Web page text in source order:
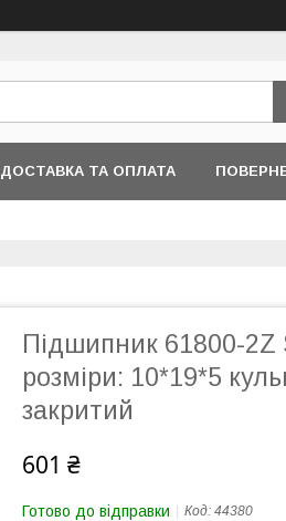
ДОСТАВКА ТА ОПЛАТА
Підшипник 61800-2Z
розміри: 10*19*5
закритий
601 ₴
Готово до відправки Код: 44380